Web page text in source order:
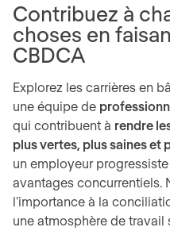
Contribuez à
choses en
CBDCA
Explorez les carrières en
une équipe de
qui contribuent à rendre
plus vertes, plus saines et
un employeur
avantages concurrentiels.
l’importance à la
une atmosphère de travail